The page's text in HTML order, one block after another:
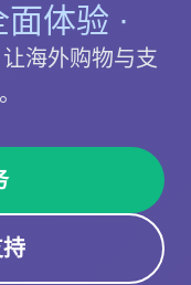
体验 ·
海外购物与支